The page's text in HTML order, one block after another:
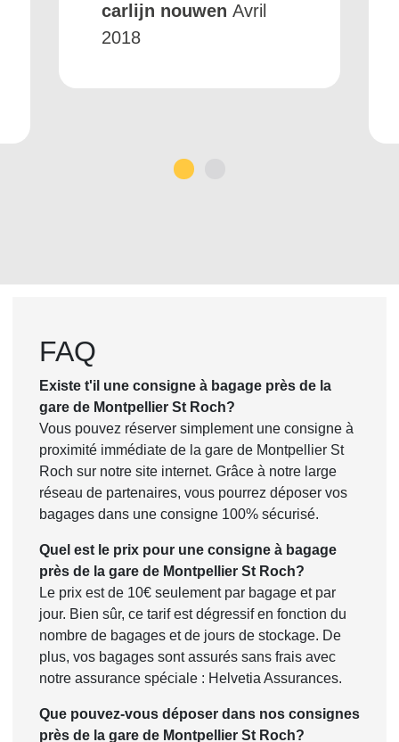
carlijn nouwen Avril
2018
FAQ
Existe t'il une consigne à bagage près de la
gare de Montpellier St Roch?
Vous pouvez réserver simplement une consigne à
proximité immédiate de la gare de Montpellier St
Roch sur notre site internet. Grâce à notre large
réseau de partenaires, vous pourrez déposer vos
bagages dans une consigne 100% sécurisé.
Quel est le prix pour une consigne à bagage
près de la gare de Montpellier St Roch?
Le prix est de 10€ seulement par bagage et par
jour. Bien sûr, ce tarif est dégressif en fonction du
nombre de bagages et de jours de stockage. De
plus, vos bagages sont assurés sans frais avec
notre assurance spéciale : Helvetia Assurances.
Que pouvez-vous déposer dans nos consignes
près de la gare de Montpellier St Roch?